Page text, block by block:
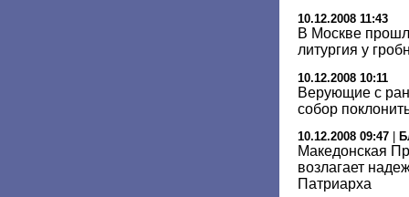
10.12.2008 11:43
В Москве
литургия у
10.12.2008 10:11
Верующие с
собор
10.12.2008 09:47
Македонская
возлагает
Патриарха